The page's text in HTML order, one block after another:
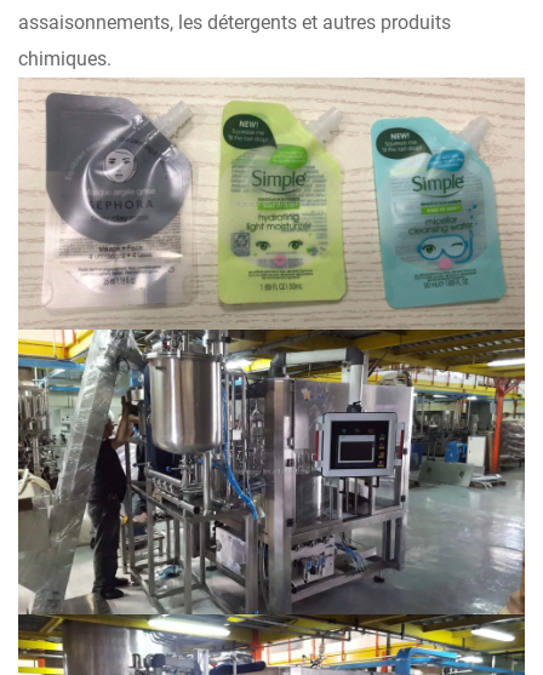
assaisonnements, les détergents et autres produits
chimiques.